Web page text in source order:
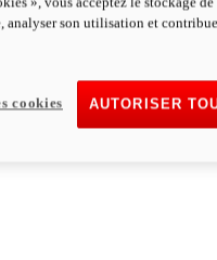
100
son utilisation et
AUTORISER
cookies